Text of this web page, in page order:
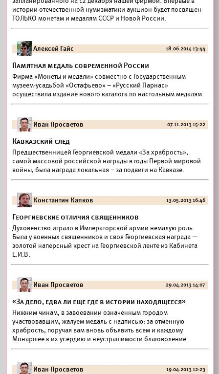
истории отечественной нумизматики аукцион будет посвящен
ТОЛЬКО монетам и медалям СССР и Новой России.
Алексей Гайс 18.06.2014 13:44
Памятная медаль современной России
Фирма «Монеты и медали» совместно с Государственным
музеем-усадьбой «Остафьево» – «Русский Парнас»
осуществила издание нового каталога по настольным медалям
Иван Просветов 07.11.2013 15:22
Кавказский след
Предшественницей Георгиевской медали «За храбрость»,
самой массовой российской награды в годы Первой мировой
войны, была награда локальная – за подвиги на Кавказе.
Константин Капков 13.05.2013 16:46
Георгиевские отличия священников
Духовенство играло в Императорской армии немалую роль.
Была у военных священников и своя Георгиевская награда —
золотой наперсный крест на Георгиевской ленте из Кабинета
Е.И.В.
Иван Просветов 29.04.2013 14:07
«За дело, едва ли еще где в истории находящееся»
Нижним чинам, в завоевании означенным городом
участвовавшим, жалуем медаль с надписью: за отменную
храбрость, поручая вам вновь объявить всем и каждому
Монаршее к их усердию и неустрашимости благоволение
Иван Просветов 19.04.2013 12:23